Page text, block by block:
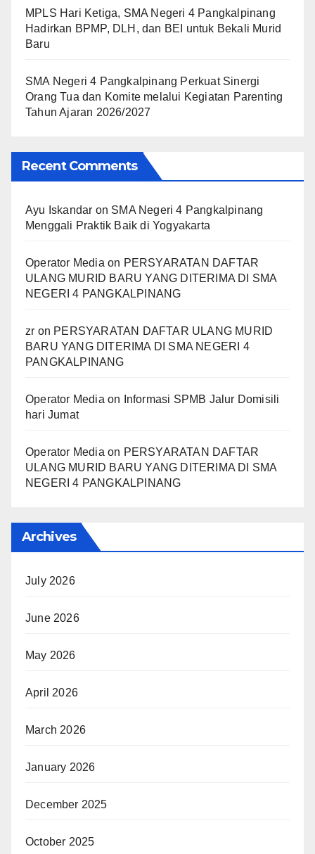
MPLS Hari Ketiga, SMA Negeri 4 Pangkalpinang
Hadirkan BPMP, DLH, dan BEI untuk Bekali Murid
Baru
SMA Negeri 4 Pangkalpinang Perkuat Sinergi
Orang Tua dan Komite melalui Kegiatan Parenting
Tahun Ajaran 2026/2027
Recent Comments
Ayu Iskandar on SMA Negeri 4 Pangkalpinang
Menggali Praktik Baik di Yogyakarta
Operator Media on PERSYARATAN DAFTAR
ULANG MURID BARU YANG DITERIMA DI SMA
NEGERI 4 PANGKALPINANG
zr on PERSYARATAN DAFTAR ULANG MURID
BARU YANG DITERIMA DI SMA NEGERI 4
PANGKALPINANG
Operator Media on
Informasi SPMB Jalur Domisili
hari Jumat
Operator Media on PERSYARATAN DAFTAR
ULANG MURID BARU YANG DITERIMA DI SMA
NEGERI 4 PANGKALPINANG
Archives
July 2026
June 2026
May 2026
April 2026
March 2026
January 2026
December 2025
October 2025